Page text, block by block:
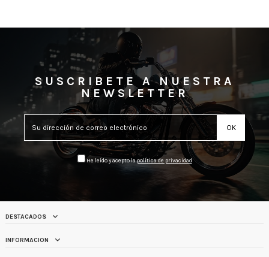
SUSCRIBETE A NUESTRA
NEWSLETTER
He leído y acepto lapolítica de privacidad
DESTACADOS
INFORMACION